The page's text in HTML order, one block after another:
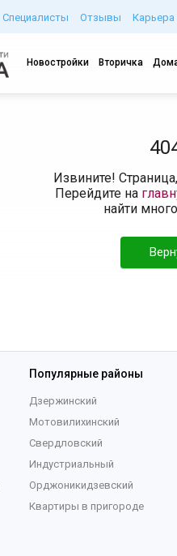
Специалисты Отзывы Карьера
Новостройки Вторичка
Извините!
Перейдите на
найти
Популярные районы
Дзержинский
Мотовилихинский
Свердловский
Индустриальный
Орджоникидзевский
Квартиры в пригороде